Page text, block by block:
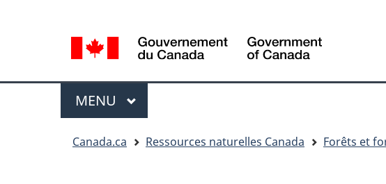
de
la
langue
selection
Menu
MENU PRINCIPAL
Canada.ca Ressources naturelles Canada Forêts et